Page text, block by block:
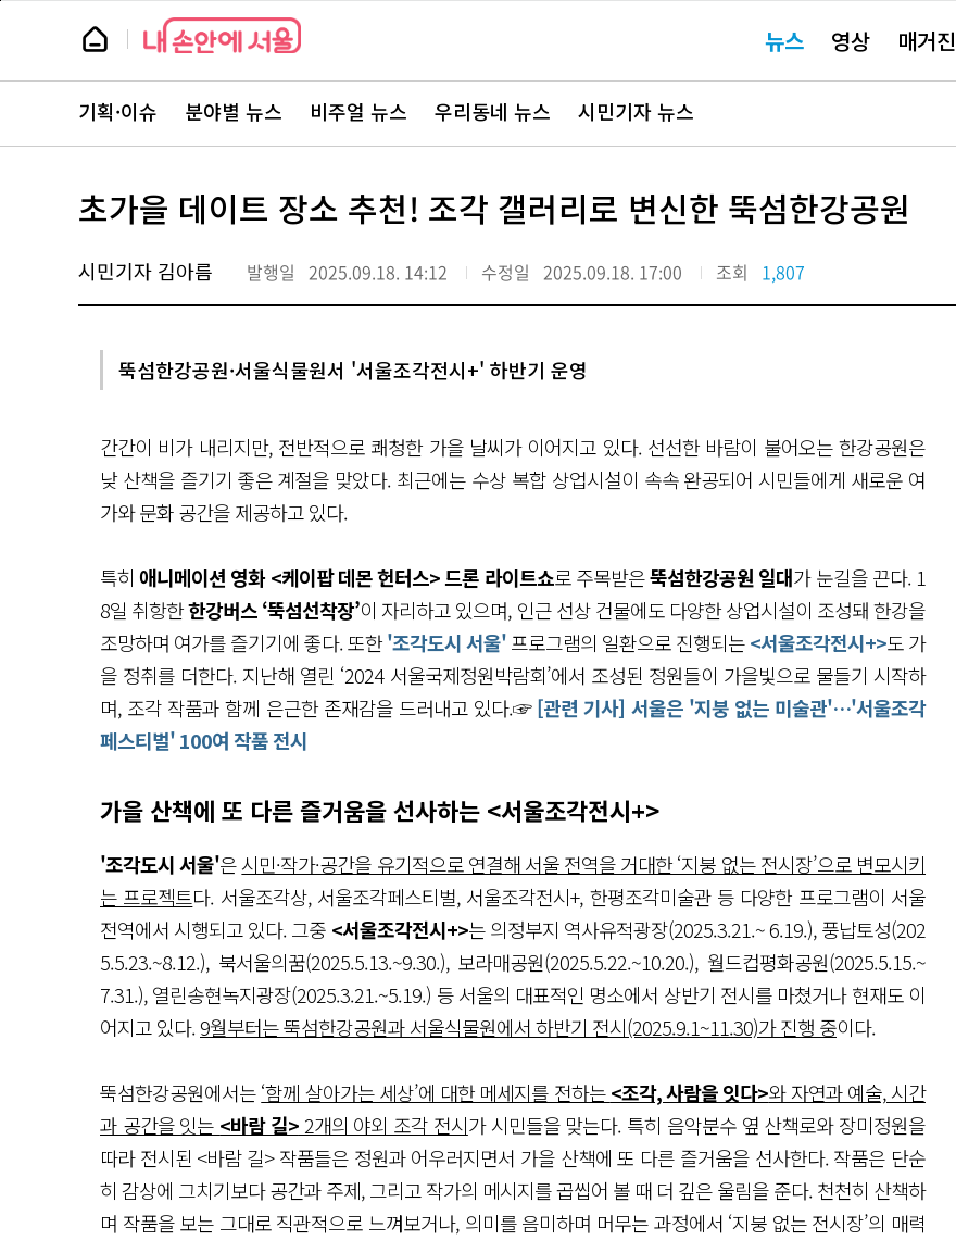
본
뉴
스 요뉴스 영상 매거진
뉴
스
주
서
바
로
기획·이슈 분야별 뉴스 비주얼 뉴스 우리동네 뉴스 시민기자 뉴스
초가을 데이트 장소 추천! 조각 갤러리로 변신한 뚝섬한강공원
시민기자 김아름 발행일 2025.09.18. 14:12 수정일 2025.09.18. 17:00 조회 1,807
뚝섬한강공원·서울식물원서 '서울조각전시+' 하반기 운영
간간이 비가 내리지만, 전반적으로 쾌청한 가을 날씨가 이어지고 있다. 선선한 바람이 불어오는 한강공원은
낮 산책을 즐기기 좋은 계절을 맞았다. 최근에는 수상 복합 상업시설이 속속 완공되어 시민들에게 새로운 여
가와 문화 공간을 제공하고 있다.
특히애니메이션 영화 <케이팝 데몬 헌터스> 드론 라이트쇼로 주목받은뚝섬한강공원 일대가 눈길을 끈다. 1
8일 취항한한강버스 ‘뚝섬선착장’이 자리하고 있으며, 인근 선상 건물에도 다양한 상업시설이 조성돼 한강을
조망하며 여가를 즐기기에 좋다. 또한'조각도시 서울'프로그램의 일환으로 진행되는<서울조각전시+>도 가
을 정취를 더한다. 지난해 열린 ‘2024 서울국제정원박람회’에서 조성된 정원들이 가을빛으로 물들기 시작하
며, 조각 작품과 함께 은근한 존재감을 드러내고 있다.☞[관련 기사] 서울은 '지붕 없는 미술관'…'서울조각
페스티벌' 100여 작품 전시
가을 산책에 또 다른 즐거움을 선사하는 <서울조각전시+>
'조각도시 서울'은시민·작가·공간을 유기적으로 연결해 서울 전역을 거대한 ‘지붕 없는 전시장’으로 변모시키
는 프로젝트다. 서울조각상, 서울조각페스티벌, 서울조각전시+, 한평조각미술관 등 다양한 프로그램이 서울
전역에서 시행되고 있다. 그중 <서울조각전시+>는 의정부지 역사유적광장(2025.3.21.~ 6.19.), 풍납토성(202
5.5.23.~8.12.), 북서울의꿈(2025.5.13.~9.30.), 보라매공원(2025.5.22.~10.20.), 월드컵평화공원(2025.5.15.~
7.31.), 열린송현녹지광장(2025.3.21.~5.19.) 등 서울의 대표적인 명소에서 상반기 전시를 마쳤거나 현재도 이
어지고 있다.9월부터는 뚝섬한강공원과 서울식물원에서 하반기 전시(2025.9.1~11.30)가 진행 중이다.
뚝섬한강공원에서는‘함께 살아가는 세상’에 대한 메세지를 전하는<조각, 사람을 잇다>와 자연과 예술, 시간
과 공간을 잇는 <바람 길>2개의 야외 조각 전시가 시민들을 맞는다. 특히 음악분수 옆 산책로와 장미정원을
따라 전시된 <바람 길> 작품들은 정원과 어우러지면서 가을 산책에 또 다른 즐거움을 선사한다. 작품은 단순
히 감상에 그치기보다 공간과 주제, 그리고 작가의 메시지를 곱씹어 볼 때 더 깊은 울림을 준다. 천천히 산책하
며 작품을 보는 그대로 직관적으로 느껴보거나, 의미를 음미하며 머무는 과정에서 ‘지붕 없는 전시장’의 매력
페